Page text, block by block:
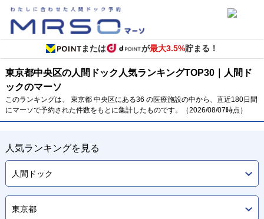
または が最大3.5%貯まる！
東京都中央区の人間ドック 人気ランキングTOP30｜人間ド
ックのマーソ
このランキングは、 東京都 中央区にある36 の医療施設の中から、直近180日間
にマーソで予約された件数をもとに集計したものです。（2026/08/07時点）
人気ランキングを見る